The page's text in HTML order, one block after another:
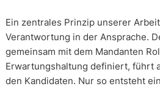
Ein zentrales Prinzip unserer
Verantwortung in der Ansprache.
gemeinsam mit dem Mandanten
Erwartungshaltung definiert, führt
den Kandidaten. Nur so entsteht